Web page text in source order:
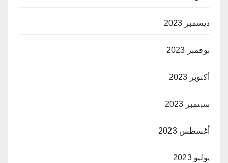
ديسمبر 2023
نوفمبر 2023
أكتوبر 2023
سبتمبر 2023
أغسطس 2023
يوليو 2023